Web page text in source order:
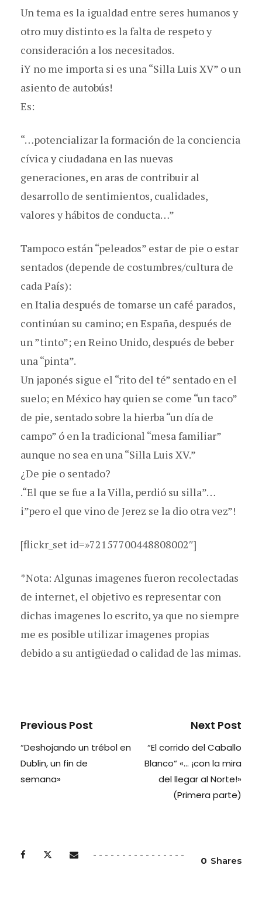
Un tema es la igualdad entre seres humanos y
otro muy distinto es la falta de respeto y
consideración a los necesitados.
iY no me importa si es una “Silla Luis XV” o un
asiento de autobús!
Es:
“…potencializar la formación de la conciencia
cívica y ciudadana en las nuevas
generaciones, en aras de contribuir al
desarrollo de sentimientos, cualidades,
valores y hábitos de conducta…”
Tampoco están “peleados” estar de pie o estar
sentados (depende de costumbres/cultura de
cada País):
en Italia después de tomarse un café parados,
continúan su camino; en España, después de
un ”tinto”; en Reino Unido, después de beber
una “pinta”.
Un japonés sigue el “rito del té” sentado en el
suelo; en México hay quien se come “un taco”
de pie, sentado sobre la hierba “un día de
campo” ó en la tradicional “mesa familiar”
aunque no sea en una “Silla Luis XV.”
¿De pie o sentado?
.“El que se fue a la Villa, perdió su silla”…
i”pero el que vino de Jerez se la dio otra vez”!
[flickr_set id=»72157700448808002″]
*Nota: Algunas imagenes fueron recolectadas
de internet, el objetivo es representar con
dichas imagenes lo escrito, ya que no siempre
me es posible utilizar imagenes propias
debido a su antigüedad o calidad de las mimas.
Previous Post
“Deshojando un trébol en
Dublin, un fin de
semana»
Next Post
“El corrido del Caballo
Blanco“ «… ¡con la mira
del llegar al Norte!»
(Primera parte)
0 Shares